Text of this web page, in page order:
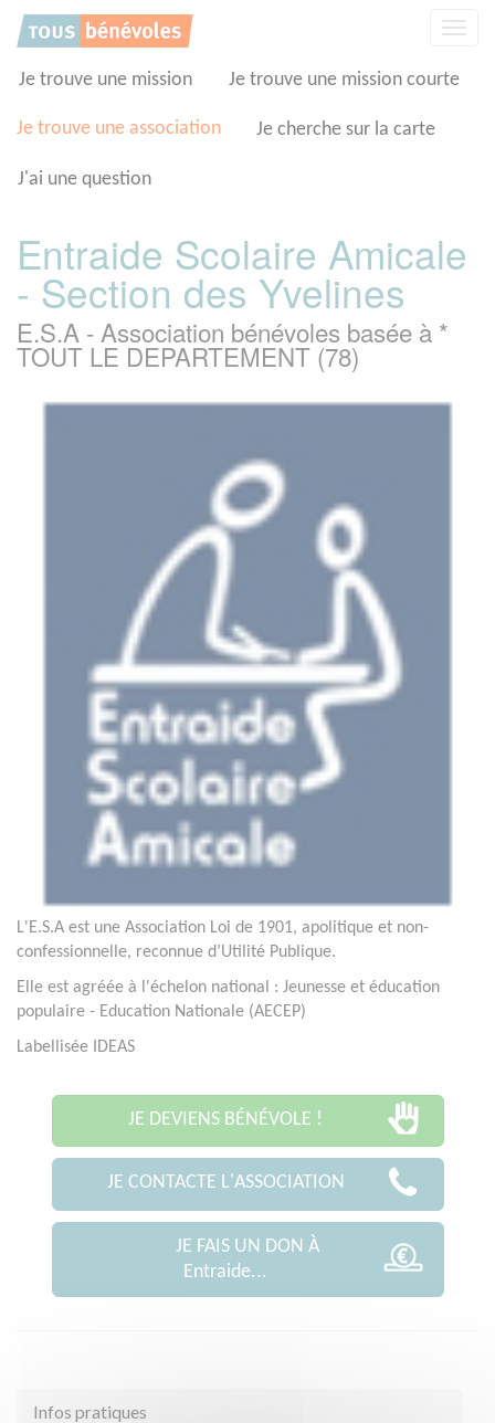
Je trouve une mission Je trouve une mission courte
Je trouve une association Je cherche sur la carte
J'ai une question
Entraide Scolaire Amicale
- Section des Yvelines
E.S.A - Association bénévoles basée à *
TOUT LE DEPARTEMENT (78)
L'E.S.A est une Association Loi de 1901, apolitique et non-
confessionnelle, reconnue d’Utilité Publique.
Elle est agréée à l'échelon national : Jeunesse et éducation
populaire - Education Nationale (AECEP)
Labellisée IDEAS
JE DEVIENS BÉNÉVOLE !
JE CONTACTE L'ASSOCIATION
JE FAIS UN DON À
Entraide...
Infos pratiques
Panneau de gestion des cookies